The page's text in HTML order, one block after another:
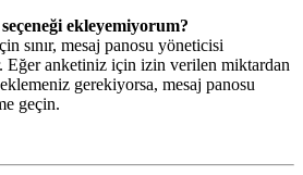
ekleyemiyorum?
sınır, mesaj panosu yöneticisi
Eğer anketiniz için izin verilen miktardan
gerekiyorsa, mesaj panosu
geçin.